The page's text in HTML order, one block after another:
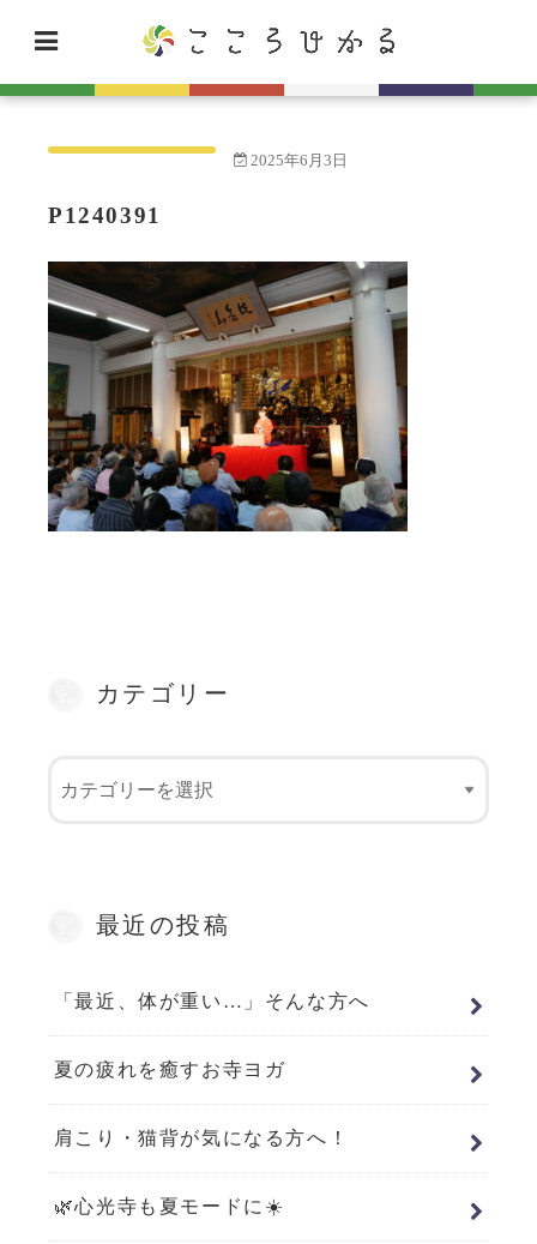
2025年6月3日
P1240391
カテゴリー
最近の投稿
「最近、体が重い…」そんな方へ
夏の疲れを癒すお寺ヨガ
肩こり・猫背が気になる方へ！
🌿心光寺も夏モードに☀️